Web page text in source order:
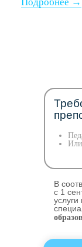
Или
В
c 1
услуги